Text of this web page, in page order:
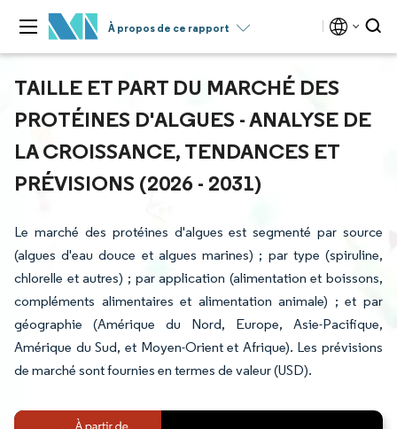
À propos de ce rapport
TAILLE ET PART DU MARCHÉ DES
PROTÉINES D'ALGUES - ANALYSE DE
LA CROISSANCE, TENDANCES ET
PRÉVISIONS (2026 - 2031)
Le marché des protéines d'algues est segmenté par source
(algues d'eau douce et algues marines) ; par type (spiruline,
chlorelle et autres) ; par application (alimentation et boissons,
compléments alimentaires et alimentation animale) ; et par
géographie (Amérique du Nord, Europe, Asie-Pacifique,
Amérique du Sud, et Moyen-Orient et Afrique). Les prévisions
de marché sont fournies en termes de valeur (USD).